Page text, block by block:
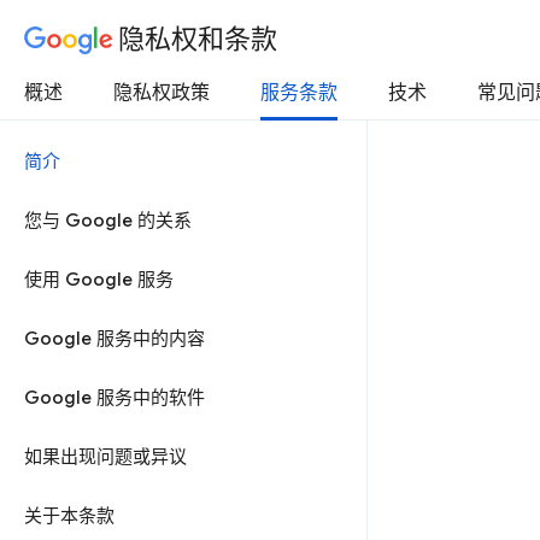
隐私权和条款
概述 隐私权政策 服务条款 技术 常见
简介
您与 Google 的关系
使用 Google 服务
Google 服务中的内容
Google 服务中的软件
如果出现问题或异议
关于本条款